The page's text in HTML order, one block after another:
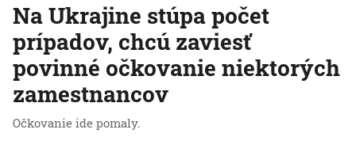
Na Ukrajine stúpa počet
prípadov, chcú zaviesť
povinné očkovanie niektorých
zamestnancov
Očkovanie ide pomaly.